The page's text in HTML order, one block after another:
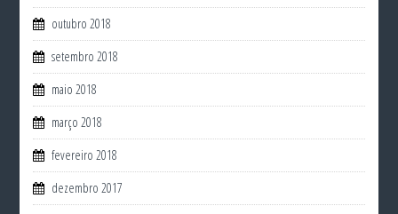
outubro 2018
setembro 2018
maio 2018
março 2018
fevereiro 2018
dezembro 2017